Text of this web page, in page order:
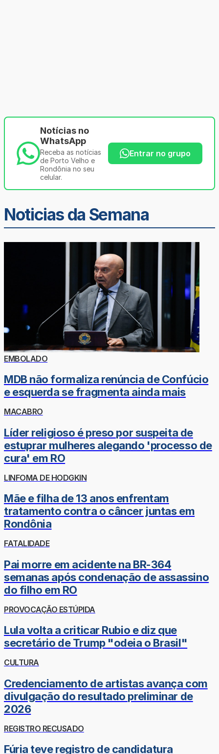
Notícias no
WhatsApp
Receba as notícias
de Porto Velho e
Rondônia no seu
celular.
Entrar no grupo
Noticias da Semana
EMBOLADO
MDB não formaliza renúncia de Confúcio
e esquerda se fragmenta ainda mais
MACABRO
Líder religioso é preso por suspeita de
estuprar mulheres alegando 'processo de
cura' em RO
LINFOMA DE HODGKIN
Mãe e filha de 13 anos enfrentam
tratamento contra o câncer juntas em
Rondônia
FATALIDADE
Pai morre em acidente na BR-364
semanas após condenação de assassino
do filho em RO
PROVOCAÇÃO ESTÚPIDA
Lula volta a criticar Rubio e diz que
secretário de Trump "odeia o Brasil"
CULTURA
Credenciamento de artistas avança com
divulgação do resultado preliminar de
2026
REGISTRO RECUSADO
Fúria teve registro de candidatura